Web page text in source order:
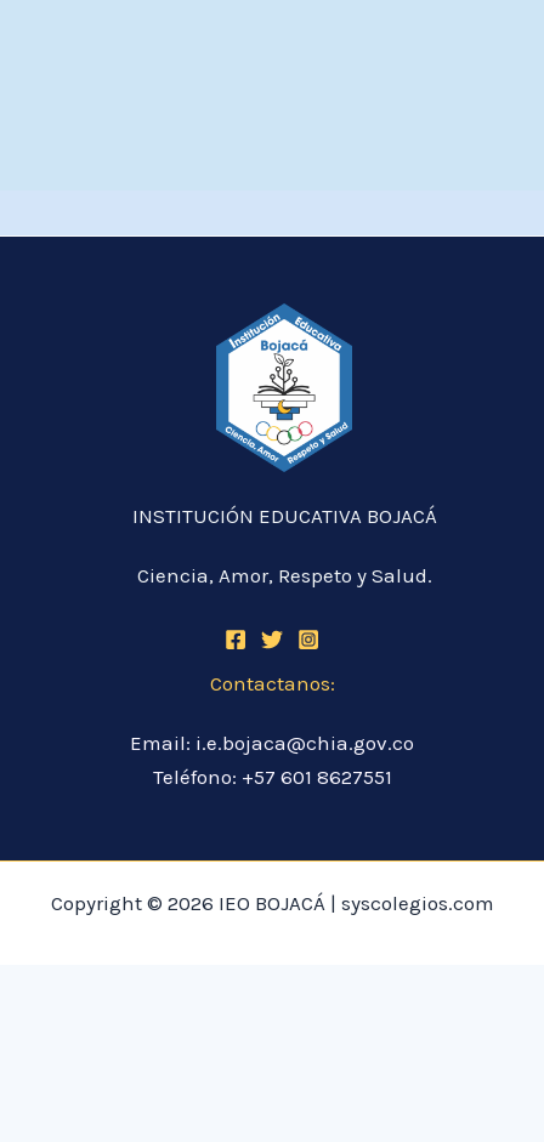
INSTITUCIÓN EDUCATIVA BOJACÁ
Ciencia, Amor, Respeto y Salud.
Contactanos:
Email: i.e.bojaca@chia.gov.co
Teléfono: +57 601 8627551
Copyright © 2026 IEO BOJACÁ | syscolegios.com